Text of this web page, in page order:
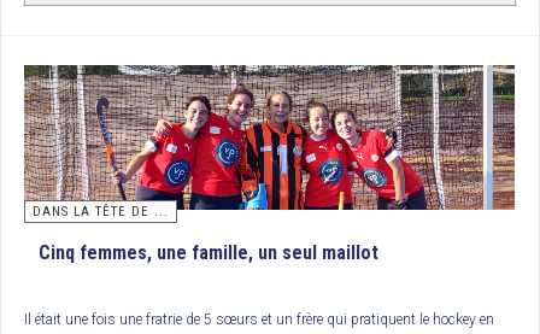
4/ FC Lyon
16 équipes de U12 s’opposaient sur les installations du St Germain HC. Une
victoire auxshoots outdu Racing Club de France contre le Polo Hockey Club
de Marcq-en-Barœul après un palpitant 3 buts partout. Et 4shoots outà 3,
les nombreux joueurs et spectateurs présents ont apprécié ce magnifique
spectacle. Le Racing Club de France remporte ainsi ce trophée récompensant
les meilleurs clubs formateurs du moment.
1. RC France
DANS LA TÊTE DE ...
Cinq femmes, une famille, un seul maillot
Il était une fois une fratrie de 5 sœurs et un frère qui pratiquent le hockey en